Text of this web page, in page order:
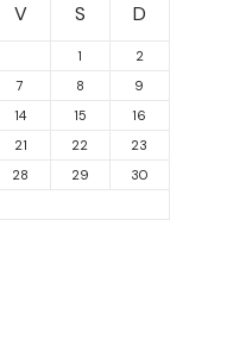
V S D
1
2
7 8
9
14 15
16
21 22
23
28 29
30